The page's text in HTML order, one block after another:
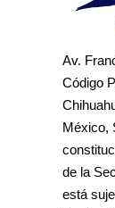
Av.
Código
México,
de la
está